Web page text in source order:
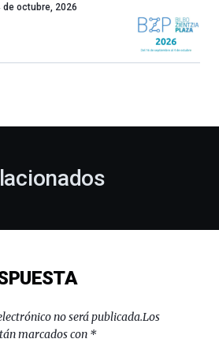
de octubre, 2026
no será publicada.Los
marcados con *